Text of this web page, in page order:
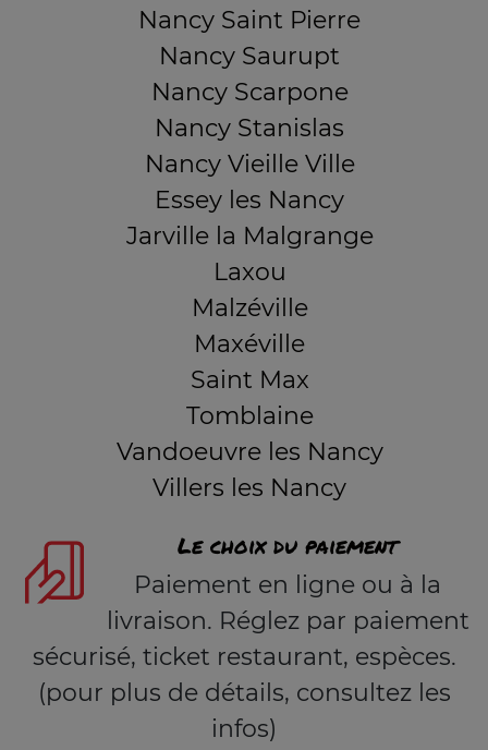
Nancy Saint Pierre
Nancy Saurupt
Nancy Scarpone
Nancy Stanislas
Nancy Vieille Ville
Essey les Nancy
Jarville la Malgrange
Laxou
Malzéville
Maxéville
Saint Max
Tomblaine
Vandoeuvre les Nancy
Villers les Nancy
Le choix du paiement
Paiement en ligne ou à la
livraison. Réglez par paiement
sécurisé, ticket restaurant, espèces.
(pour plus de détails, consultez les
infos)